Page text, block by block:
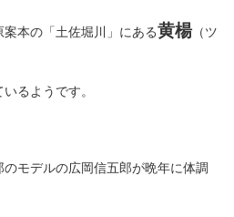
本の「土佐堀川」にある黄楊（ツ
るようです。
モデルの広岡信五郎が晩年に体調